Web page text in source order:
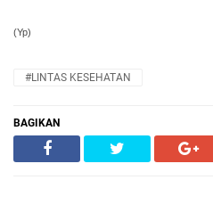
(Yp)
#LINTAS KESEHATAN
BAGIKAN